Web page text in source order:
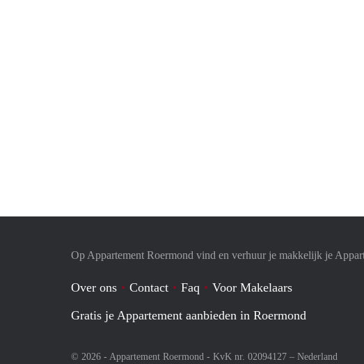
Op Appartement Roermond vind en verhuur je makkelijk je
Over ons Contact Faq
Voor Makelaars
Gratis je Appartement aanbieden in Roermond
© 2026 - Appartement Roermond - KvK nr. 02094127 – Nederland